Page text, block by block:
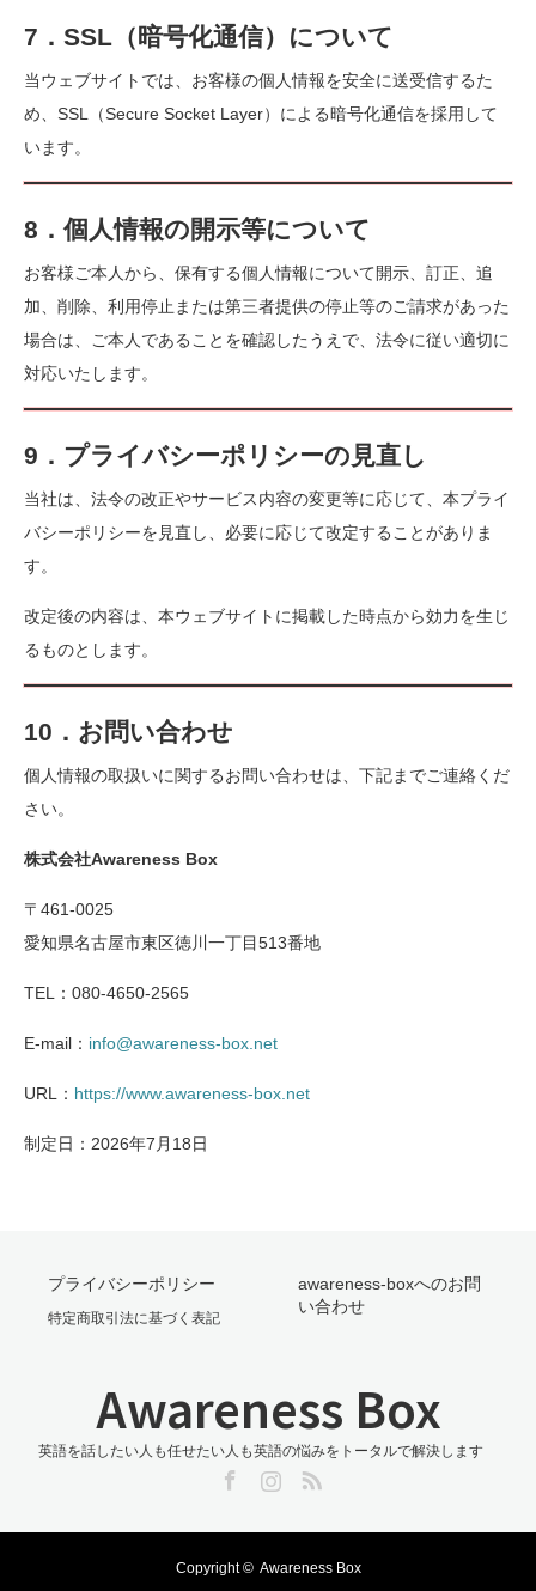
7．SSL（暗号化通信）について
当ウェブサイトでは、お客様の個人情報を安全に送受信するた
め、SSL（Secure Socket Layer）による暗号化通信を採用して
います。
8．個人情報の開示等について
お客様ご本人から、保有する個人情報について開示、訂正、追
加、削除、利用停止または第三者提供の停止等のご請求があった
場合は、ご本人であることを確認したうえで、法令に従い適切に
対応いたします。
9．プライバシーポリシーの見直し
当社は、法令の改正やサービス内容の変更等に応じて、本プライ
バシーポリシーを見直し、必要に応じて改定することがありま
す。
改定後の内容は、本ウェブサイトに掲載した時点から効力を生じ
るものとします。
10．お問い合わせ
個人情報の取扱いに関するお問い合わせは、下記までご連絡くだ
さい。
株式会社Awareness Box
〒461-0025
愛知県名古屋市東区徳川一丁目513番地
TEL：080-4650-2565
E-mail： info@awareness-box.net
URL： https://www.awareness-box.net
制定日：2026年7月18日
プライバシーポリシー
​特定商取引法に基づく表記
awareness-boxへのお問
い合わせ
Awareness Box
英語を話したい人も任せたい人も英語の悩みをトータルで解決します
Copyright © Awareness Box